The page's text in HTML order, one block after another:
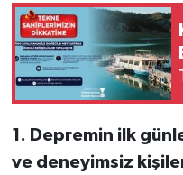
1. Depremin ilk
ve deneyimsiz